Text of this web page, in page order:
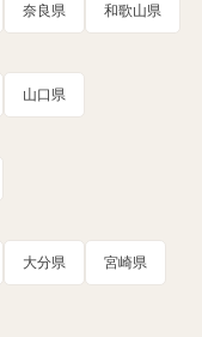
奈良県 和歌山県
山口県
大分県 宮崎県